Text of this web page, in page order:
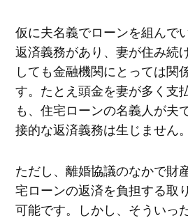
仮に夫名義でローンを組んで
返済義務があり、妻が住み続
しても金融機関にとっては関
す。たとえ頭金を妻が多く支
も、住宅ローンの名義人が夫
接的な返済義務は生じません。
ただし、離婚協議のなかで財
宅ローンの返済を負担する取
可能です。しかし、そういっ